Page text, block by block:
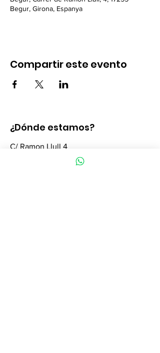
Begur, Girona, Espanya
Compartir este evento
¿Dónde estamos?
C/ Ramon Llull 4